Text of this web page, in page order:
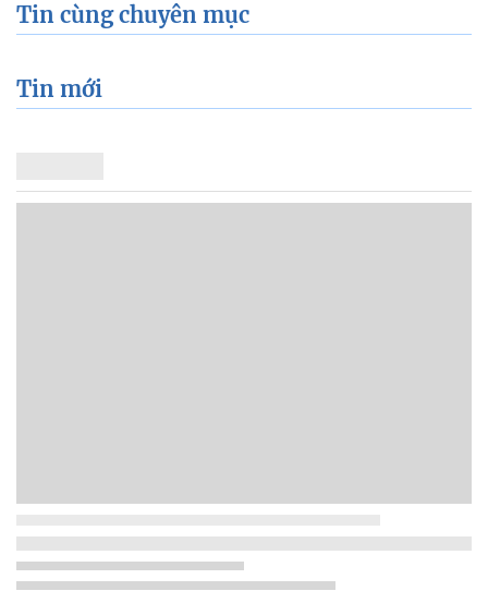
Tin cùng chuyên mục
Tin mới